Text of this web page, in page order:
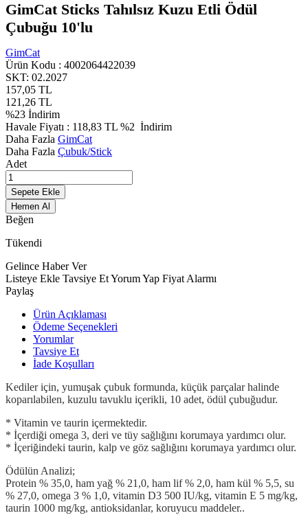
GimCat Sticks Tahılsız Kuzu Etli Ödül
Çubuğu 10'lu
GimCat
Ürün Kodu : 4002064422039
SKT: 02.2027
157,05 TL
121,26 TL
%23 İndirim
Havale Fiyatı : 118,83 TL %2 İndirim
Daha Fazla GimCat
Daha Fazla Çubuk/Stick
Adet
Sepete Ekle
Hemen Al
Beğen
Tükendi
Gelince Haber Ver
Listeye Ekle Tavsiye EtYorum Yap Fiyat Alarmı
Paylaş
Ürün Açıklaması
Ödeme Seçenekleri
Yorumlar
Tavsiye Et
İade Koşulları
Kediler için, yumuşak çubuk formunda, küçük parçalar halinde
koparılabilen, kuzulu tavuklu içerikli, 10 adet, ödül çubuğudur.
* Vitamin ve taurin içermektedir.
* İçerdiği omega 3, deri ve tüy sağlığını korumaya yardımcı olur.
* İçeriğindeki taurin, kalp ve göz sağlığını korumaya yardımcı olur.
Ödülün Analizi;
Protein % 35,0, ham yağ % 21,0, ham lif % 2,0, ham kül % 5,5, su
% 27,0, omega 3 % 1,0, vitamin D3 500 IU/kg, vitamin E 5 mg/kg,
taurin 1000 mg/kg, antioksidanlar, koruyucu maddeler..